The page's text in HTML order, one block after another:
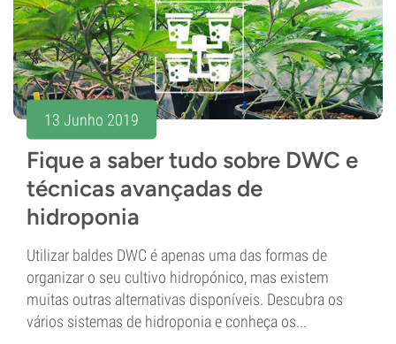
13 Junho 2019
Fique a saber tudo sobre DWC e
técnicas avançadas de
hidroponia
Utilizar baldes DWC é apenas uma das formas de
organizar o seu cultivo hidropónico, mas existem
muitas outras alternativas disponíveis. Descubra os
vários sistemas de hidroponia e conheça os...